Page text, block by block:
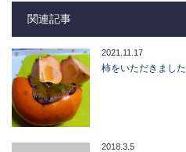
関連記事
2021.11.17
柿をいただきました
2018.3.5